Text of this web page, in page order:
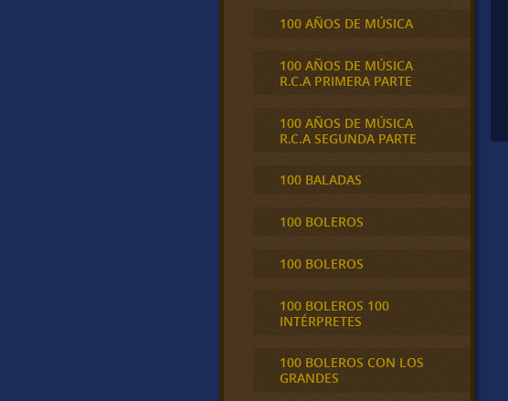
100 AÑOS DE MÚSICA
100 AÑOS DE MÚSICA
R.C.A PRIMERA PARTE
100 AÑOS DE MÚSICA
R.C.A SEGUNDA PARTE
100 BALADAS
100 BOLEROS
100 BOLEROS
100 BOLEROS 100
INTÉRPRETES
100 BOLEROS CON LOS
GRANDES